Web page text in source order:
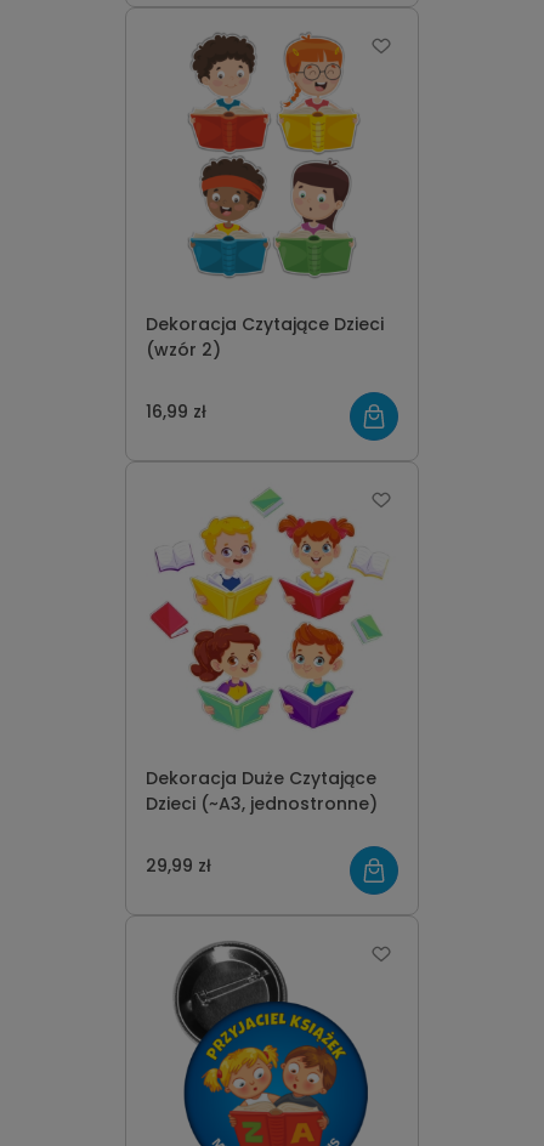
Dekoracja Czytające Dzieci
(wzór 2)
16,99 zł
Dekoracja Duże Czytające
Dzieci (~A3, jednostronne)
29,99 zł